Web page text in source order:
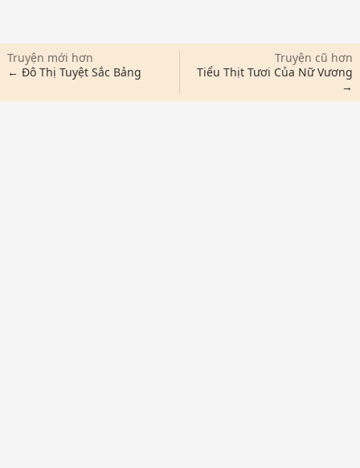
Truyện mới hơn
← Đô Thị Tuyệt Sắc Bảng
Truyện cũ hơn
Tiểu Thịt Tươi Của Nữ Vương
→